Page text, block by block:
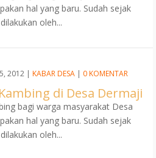
hal yang baru. Sudah sejak
oleh...
2012 | KABAR DESA | 0 KOMENTAR
di Desa Dermaji
bagi warga masyarakat Desa
hal yang baru. Sudah sejak
oleh...